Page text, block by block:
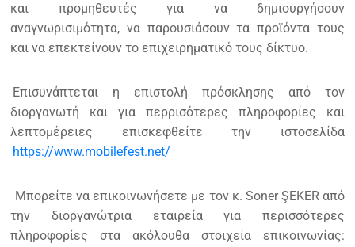
και προμηθευτές για να δημιουργήσουν
αναγνωρισιμότητα, να παρουσιάσουν τα προϊόντα τους
και να επεκτείνουν το επιχειρηματικό τους δίκτυο.
Επισυνάπτεται η επιστολή πρόσκλησης από τον
διοργανωτή και για περρισότερες πληροφορίες και
λεπτομέρειες επισκεφθείτε την ιστοσελίδα
https://www.mobilefest.net/
Μπορείτε να επικοινωνήσετε με τον κ. Soner ŞEKER από
την διοργανώτρια εταιρεία για περισσότερες
πληροφορίες στα ακόλουθα στοιχεία επικοινωνίας: